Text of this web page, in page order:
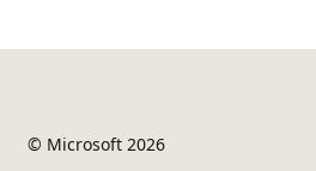
© Microsoft 2026